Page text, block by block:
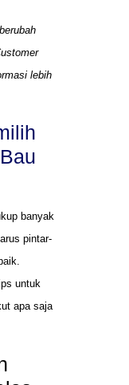
lebih
banyak
pintar-
untuk
apa saja